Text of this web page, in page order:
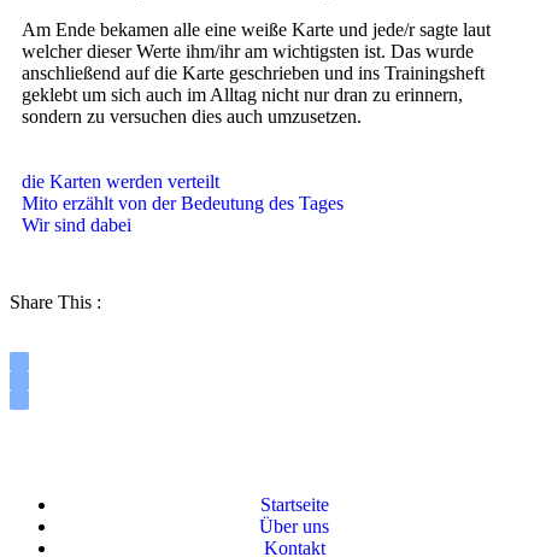
Am Ende bekamen alle eine weiße Karte und jede/r sagte laut
welcher dieser Werte ihm/ihr am wichtigsten ist. Das wurde
anschließend auf die Karte geschrieben und ins Trainingsheft
geklebt um sich auch im Alltag nicht nur dran zu erinnern,
sondern zu versuchen dies auch umzusetzen.
die Karten werden verteilt
Mito erzählt von der Bedeutung des Tages
Wir sind dabei
Share This :
Startseite
Über uns
Kontakt